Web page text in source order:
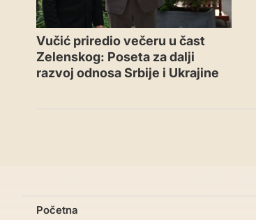
Vučić priredio večeru u čast
Zelenskog: Poseta za dalji
razvoj odnosa Srbije i Ukrajine
Početna